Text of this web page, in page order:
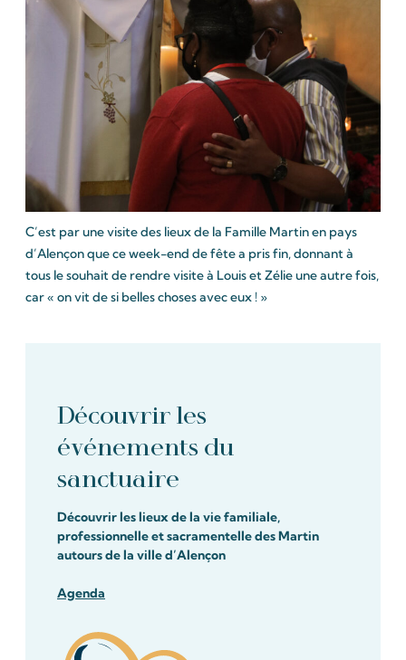
C’est par une visite des lieux de la Famille Martin en pays
d’Alençon que ce week-end de fête a pris fin, donnant à
tous le souhait de rendre visite à Louis et Zélie une autre fois,
car « on vit de si belles choses avec eux ! »
Découvrir les
événements du
sanctuaire
Découvrir les lieux de la vie familiale,
professionnelle et sacramentelle des Martin
autours de la ville d’Alençon
Agenda